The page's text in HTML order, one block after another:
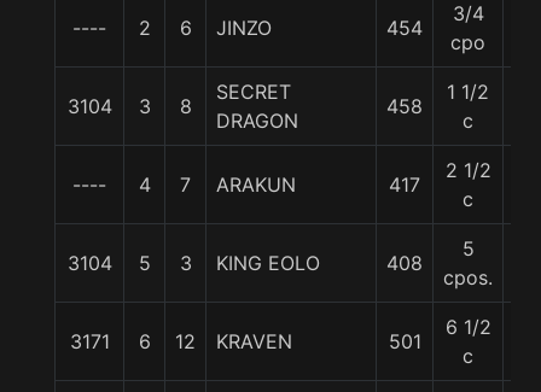
---- 2 6 JINZO 454
3/4
cpo
3104 3 8
SECRET
DRAGON
458
1 1/2
c
---- 4 7 ARAKUN 417
2 1/2
c
3104 5 3 KING EOLO 408
5
cpos.
3171 6 12 KRAVEN 501
6 1/2
c